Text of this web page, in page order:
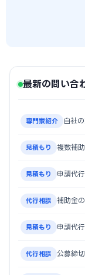
最新の問い合
専門家紹介 自社
見積もり 複数補
見積もり 申請代
代行相談 補助金
見積もり 申請代
代行相談 公募締